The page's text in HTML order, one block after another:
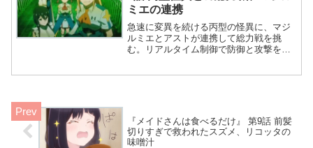
魔法少女2人。
ミエの連携
急速に変異を続ける丙型の怪異に、マジ
ルミエとアストが連携して総力戦を挑
む。リアルタイム制御で防御と攻撃を切
すよ」）
『メイドさんは食べるだけ』 第9話 前髪
切りすぎで救われたスズメ、リコッタの
味噌汁